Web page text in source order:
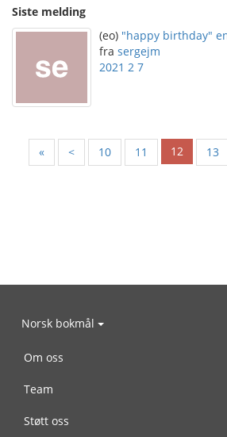
Siste melding
(eo) "happy birthday"
fra sergejm
2021 2 7
« < 10 11 12 13
Norsk bokmål
Om oss
Team
Støtt oss